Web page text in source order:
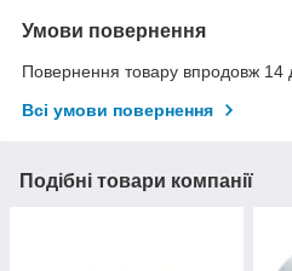
Умови повернення
Повернення товару впродовж 14
Всі умови повернення
Подібні товари компанії